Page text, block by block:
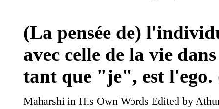
(La pensée de)
avec celle de la vie
tant que "je", est l'ego.
Maharshi in His Own Words Edited by